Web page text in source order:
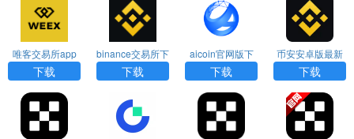
唯客交易所app
下载
下载
binance交易所下
载
下载
aicoin官网版下
载最新版
下载
币安安卓版最新
版
下载